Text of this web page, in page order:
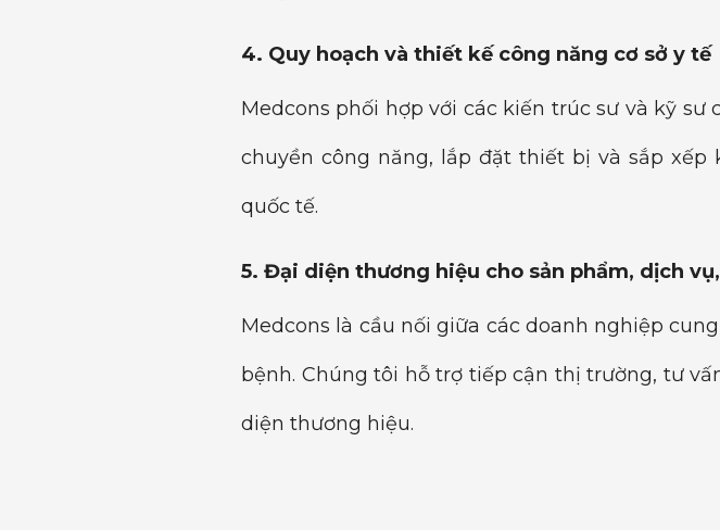
4. Quy hoạch và thiết kế công năng cơ sở y tế
Medcons phối hợp với các kiến trúc sư và kỹ
chuyền công năng, lắp đặt thiết bị và sắp
quốc tế.
5. Đại diện thương hiệu cho sản phẩm, dịch
Medcons là cầu nối giữa các doanh nghiệp
bệnh. Chúng tôi hỗ trợ tiếp cận thị trường, tư
diện thương hiệu.